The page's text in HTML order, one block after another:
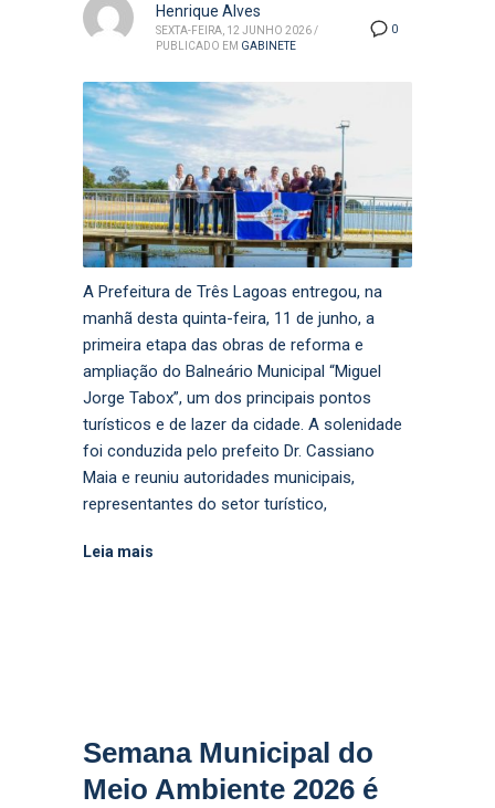
0
Henrique Alves
SEXTA-FEIRA, 12 JUNHO 2026 /
PUBLICADO EM GABINETE
A Prefeitura de Três Lagoas entregou, na
manhã desta quinta-feira, 11 de junho, a
primeira etapa das obras de reforma e
ampliação do Balneário Municipal “Miguel
Jorge Tabox”, um dos principais pontos
turísticos e de lazer da cidade. A solenidade
foi conduzida pelo prefeito Dr. Cassiano
Maia e reuniu autoridades municipais,
representantes do setor turístico,
Leia mais
Semana Municipal do
Meio Ambiente 2026 é